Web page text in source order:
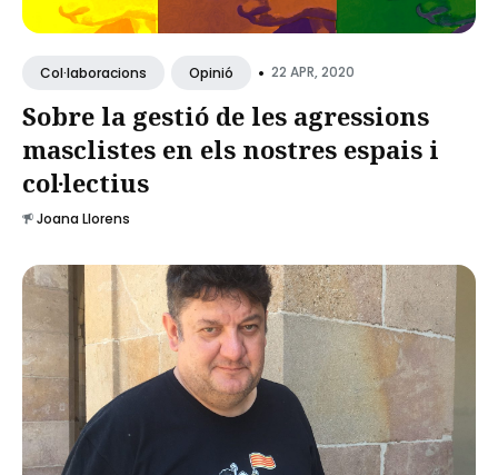
Col·laboracions Opinió • 22 APR, 2020
Sobre la gestió de les agressions
masclistes en els nostres espais i
col·lectius
Joana Llorens